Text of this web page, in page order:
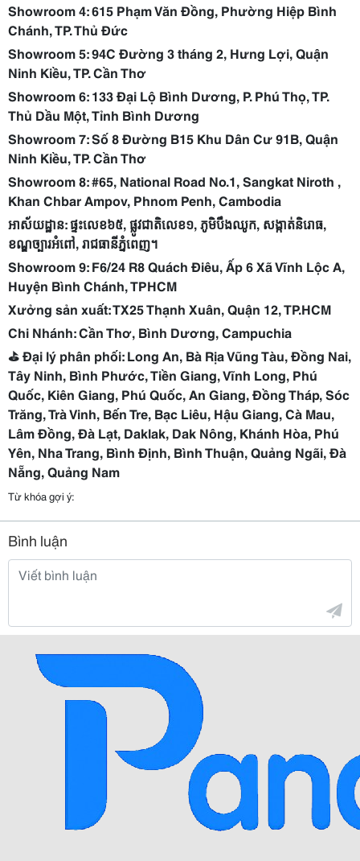
Showroom 4: 615 Phạm Văn Đồng, Phường Hiệp Bình
Chánh, TP. Thủ Đức
Showroom 5: 94C Đường 3 tháng 2, Hưng Lợi, Quận
Ninh Kiều, TP. Cần Thơ
Showroom 6: 133 Đại Lộ Bình Dương, P. Phú Thọ, TP.
Thủ Dầu Một, Tỉnh Bình Dương
Showroom 7: Số 8 Đường B15 Khu Dân Cư 91B, Quận
Ninh Kiều, TP. Cần Thơ
Showroom 8: #65, National Road No.1, Sangkat Niroth ,
Khan Chbar Ampov, Phnom Penh, Cambodia
អាស័យដ្ឋាន:ផ្ទះលេខ៦៥,ផ្លូវជាតិលេខ១,ភូមិបឹងឈូក, សង្កាត់និរោធ,
ខណ្ឌច្បារអំពៅ,រាជធានីភ្នំពេញ។
Showroom 9: F6/24 R8 Quách Điêu, Ấp 6 Xã Vĩnh Lộc A,
Huyện Bình Chánh, TPHCM
Xưởng sản xuất: TX25 Thạnh Xuân, Quận 12, TP.HCM
Chi Nhánh: Cần Thơ, Bình Dương, Campuchia
⛳️ Đại lý phân phối: Long An, Bà Rịa Vũng Tàu, Đồng Nai,
Tây Ninh, Bình Phước, Tiền Giang, Vĩnh Long, Phú
Quốc, Kiên Giang, Phú Quốc, An Giang, Đồng Tháp, Sóc
Trăng, Trà Vinh, Bến Tre, Bạc Liêu, Hậu Giang, Cà Mau,
Lâm Đồng, Đà Lạt, Daklak, Dak Nông, Khánh Hòa, Phú
Yên, Nha Trang, Bình Định, Bình Thuận, Quảng Ngãi, Đà
Nẵng, Quảng Nam
Từ khóa gợi ý:
Bình luận